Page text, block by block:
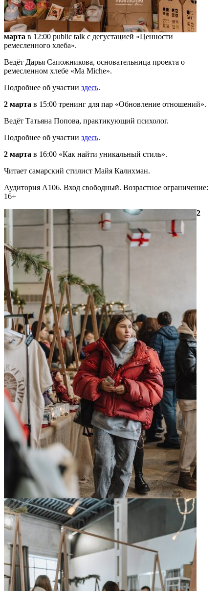
марта в 12:00 public talk с дегустацией «Ценности
ремесленного хлеба».
Ведёт Дарья Сапожникова, основательница проекта о
ремесленном хлебе «Ma Miche».
Подробнее об участии здесь.
2 марта в 15:00 тренинг для пар «Обновление отношений».
Ведёт Татьяна Попова, практикующий психолог.
Подробнее об участии здесь.
2 марта в 16:00 «Как найти уникальный стиль».
Читает самарский стилист Майя Калихман.
Аудитория А106. Вход свободный. Возрастное ограничение:
16+
2